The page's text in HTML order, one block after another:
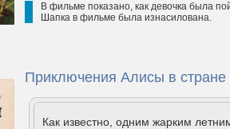
В фильме показано, как девочка была
Шапка в фильме была изнасилована.
Приключения Алисы в стране
Как известно, одним жарким